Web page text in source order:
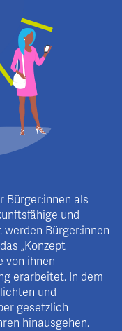
Bürger:innen als
und
Bürger:innen
„Konzept
von ihnen
erarbeitet. In dem
und
gesetzlich
hinausgehen.